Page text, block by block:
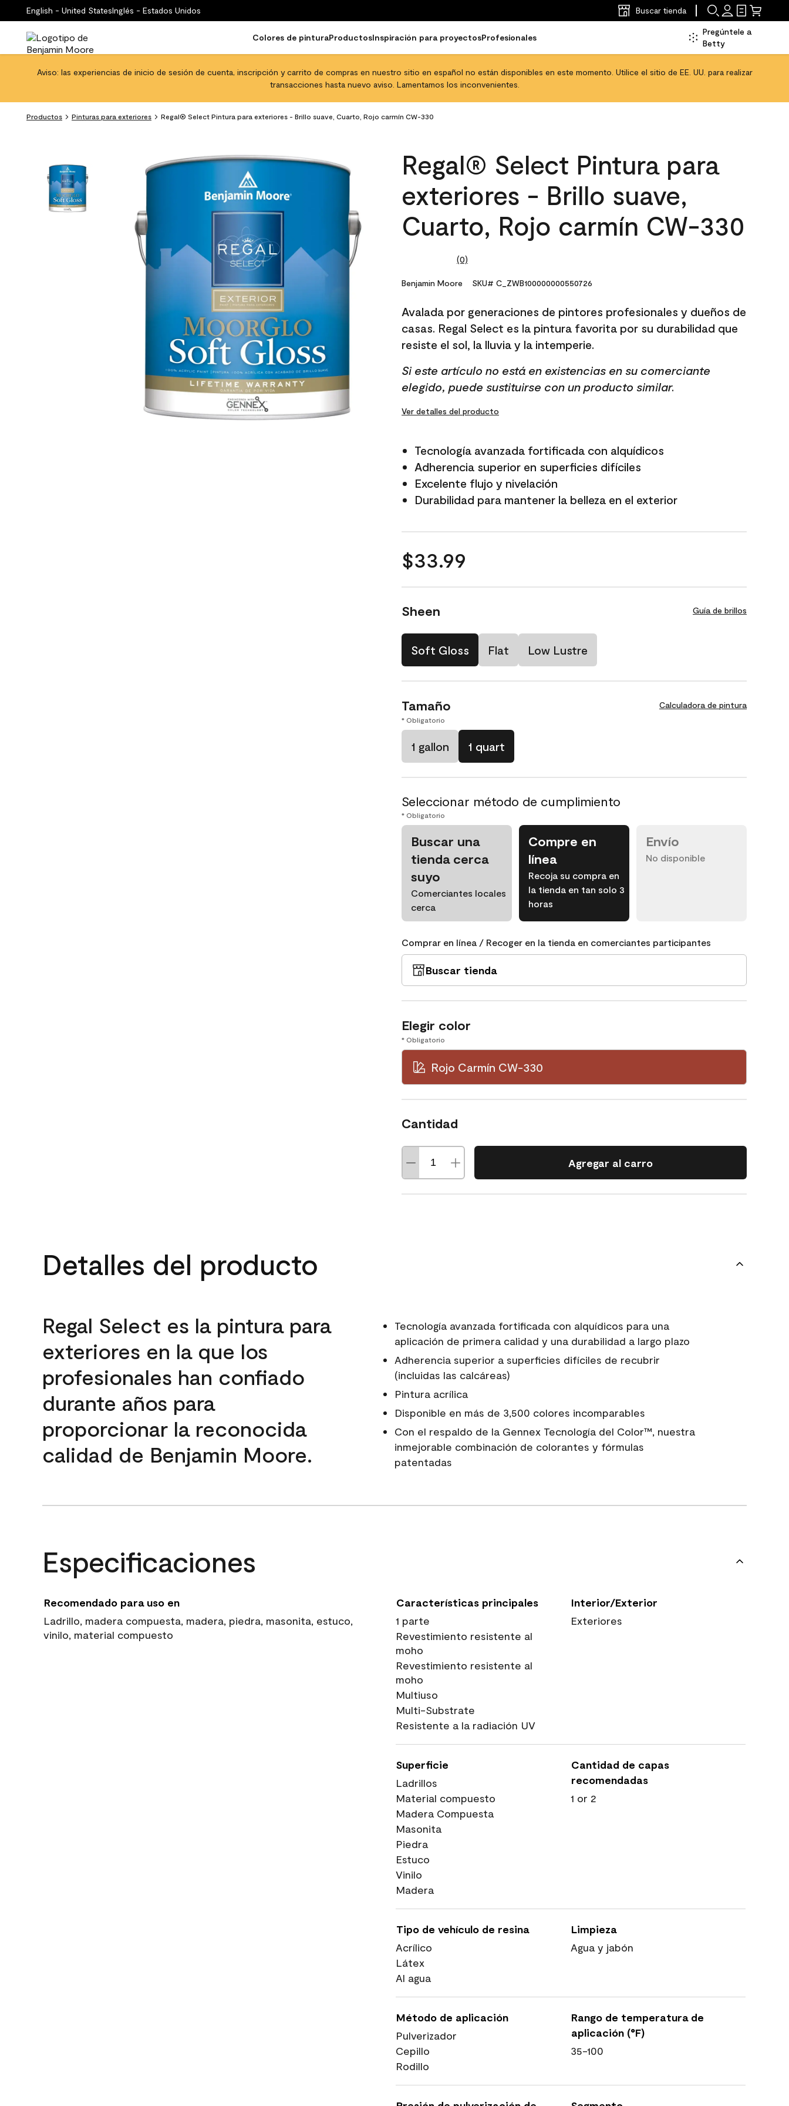
English - United StatesInglés - Estados Unidos Buscar tienda
Colores de pinturaProductosInspiración para proyectosProfesionales
Pregúntele a
Betty
Aviso: las experiencias de inicio de sesión de cuenta, inscripción y carrito de compras en nuestro sitio en español no están disponibles en este momento. Utilice el sitio de EE. UU. para realizar
transacciones hasta nuevo aviso. Lamentamos los inconvenientes.
Productos Pinturas para exteriores Regal® Select Pintura para exteriores - Brillo suave, Cuarto, Rojo carmín CW-330
Regal® Select Pintura para
exteriores - Brillo suave,
Cuarto, Rojo carmín CW-330
No
value.
link.
(0)
Benjamin Moore SKU# C_ZWB100000000550726
Avalada por generaciones de pintores profesionales y dueños de
casas. Regal Select es la pintura favorita por su durabilidad que
resiste el sol, la lluvia y la intemperie.
Si este artículo no está en existencias en su comerciante
elegido, puede sustituirse con un producto similar.
Ver detalles del producto
Tecnología avanzada fortificada con alquídicos
Adherencia superior en superficies difíciles
Excelente flujo y nivelación
Durabilidad para mantener la belleza en el exterior
$33.99
Sheen Guía de brillos
Soft Gloss Flat Low Lustre
Tamaño Calculadora de pintura
* Obligatorio
1 gallon 1 quart
Seleccionar método de cumplimiento
* Obligatorio
Buscar una
tienda cerca
suyo
Comerciantes locales
cerca
Compre en
línea
Recoja su compra en
la tienda en tan solo 3
horas
Envío
No disponible
Comprar en línea / Recoger en la tienda en comerciantes participantes
Buscar tienda
Elegir color
* Obligatorio
Rojo Carmín CW-330
Cantidad
Agregar al carro
Detalles del producto
Regal Select es la pintura para
exteriores en la que los
profesionales han confiado
durante años para
proporcionar la reconocida
calidad de Benjamin Moore.
Tecnología avanzada fortificada con alquídicos para una
aplicación de primera calidad y una durabilidad a largo plazo
Adherencia superior a superficies difíciles de recubrir
(incluidas las calcáreas)
Pintura acrílica
Disponible en más de 3,500 colores incomparables
Con el respaldo de la Gennex Tecnología del Color™, nuestra
inmejorable combinación de colorantes y fórmulas
patentadas
Especificaciones
Recomendado para uso en
Ladrillo, madera compuesta, madera, piedra, masonita, estuco,
vinilo, material compuesto
Características principales
1 parte
Revestimiento resistente al
moho
Revestimiento resistente al
moho
Multiuso
Multi-Substrate
Resistente a la radiación UV
Interior/Exterior
Exteriores
Superficie
Ladrillos
Material compuesto
Madera Compuesta
Masonita
Piedra
Estuco
Vinilo
Madera
Cantidad de capas
recomendadas
1 or 2
Tipo de vehículo de resina
Acrílico
Látex
Al agua
Limpieza
Agua y jabón
Método de aplicación
Pulverizador
Cepillo
Rodillo
Rango de temperatura de
aplicación (°F)
35-100